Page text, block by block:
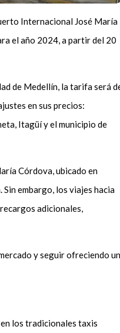
Internacional José María
el año 2024, a partir del 20
de Medellín, la tarifa será
en sus precios:
Itagüí y el municipio de
Córdova, ubicado en
embargo, los viajes hacia
adicionales,
y seguir ofreciendo un
los tradicionales taxis